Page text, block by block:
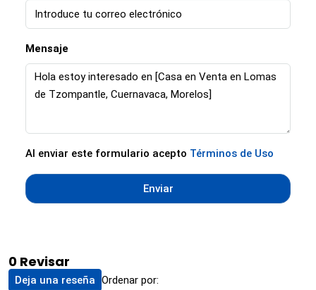
Mensaje
Al enviar este formulario acepto Términos de Uso
Enviar
0 Revisar
Ordenar por:
Deja una reseña